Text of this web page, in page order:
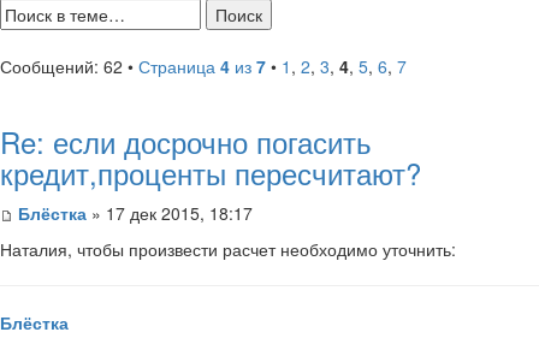
Сообщений: 62 • Страница 4 из 7 • 1 , 2, 3, 4, 5, 6, 7
Re: если досрочно погасить
кредит,проценты пересчитают?
Блёстка » 17 дек 2015, 18:17
Наталия, чтобы произвести расчет необходимо уточнить:
Блёстка